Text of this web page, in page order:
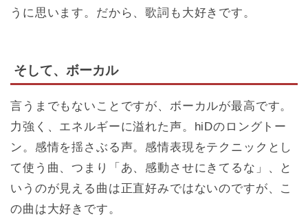
うに思います。だから、歌詞も大好きです。
そして、ボーカル
言うまでもないことですが、ボーカルが最高です。
力強く、エネルギーに溢れた声。hiDのロングトー
ン。感情を揺さぶる声。感情表現をテクニックとし
て使う曲、つまり「あ、感動させにきてるな」、と
いうのが見える曲は正直好みではないのですが、こ
の曲は大好きです。